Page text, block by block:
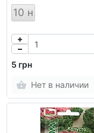
10 н
5 грн
Нет в наличии